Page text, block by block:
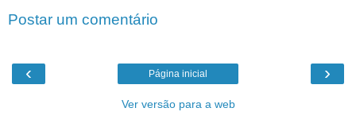
Postar um comentário
‹ ›
Página inicial
Ver versão para a web